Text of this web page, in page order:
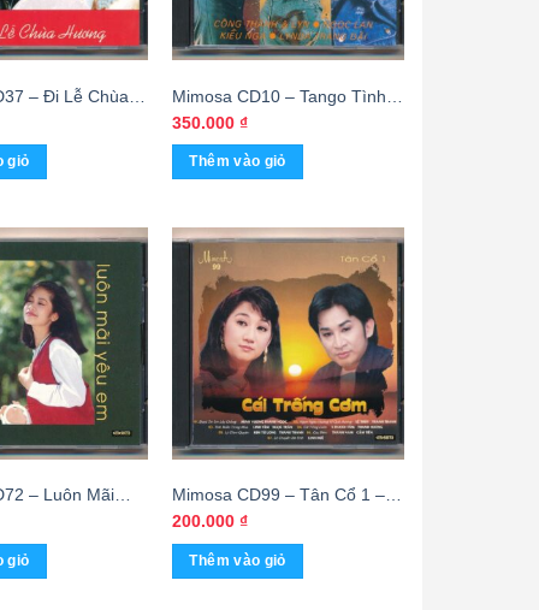
– Đi Lễ Chùa
Lan (Phôi
giỏ
Mimosa CD10 – Tango Tình
(Khắc) KGTUS
350.000 ₫
Thêm vào giỏ
– Luôn Mãi
CA) KGTH9
giỏ
Mimosa CD99 – Tân Cổ 1 –
Cái Trống Cơm (ADC/CA)
200.000 ₫
Thêm vào giỏ